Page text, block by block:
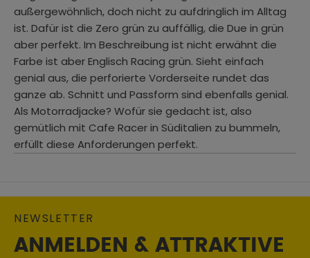
außergewöhnlich, doch nicht zu aufdringlich im Alltag
ist. Dafür ist die Zero grün zu auffällig, die Due in grün
aber perfekt. Im Beschreibung ist nicht erwähnt die
Farbe ist aber Englisch Racing grün. Sieht einfach
genial aus, die perforierte Vorderseite rundet das
ganze ab. Schnitt und Passform sind ebenfalls genial.
Als Motorradjacke? Wofür sie gedacht ist, also
gemütlich mit Cafe Racer in Süditalien zu bummeln,
erfüllt diese Anforderungen perfekt.
NEWSLETTER
ANMELDEN & ATTRAKTIVE